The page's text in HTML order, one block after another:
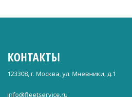
КОНТАКТЫ
123308, г. Москва, ул. Мневники, д.1
info@fleetservice.ru